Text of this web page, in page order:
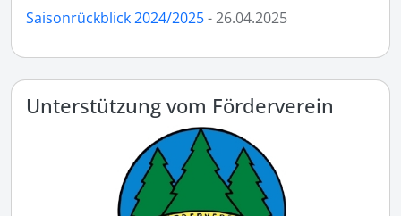
Saisonrückblick 2024/2025- 26.04.2025
Unterstützung vom Förderverein